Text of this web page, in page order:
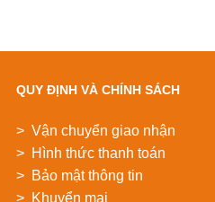
QUY ĐỊNH VÀ CHÍNH SÁCH
> Vận chuyển giao nhận
> Hình thức thanh toán
> Bảo mật thông tin
> Khuyển mại